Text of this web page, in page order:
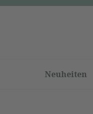
Neuheiten